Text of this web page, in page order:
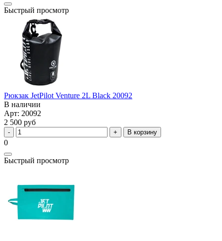
Быстрый просмотр
Рюкзак JetPilot Venture 2L Black 20092
В наличии
Арт: 20092
2 500 руб
В корзину
0
Быстрый просмотр